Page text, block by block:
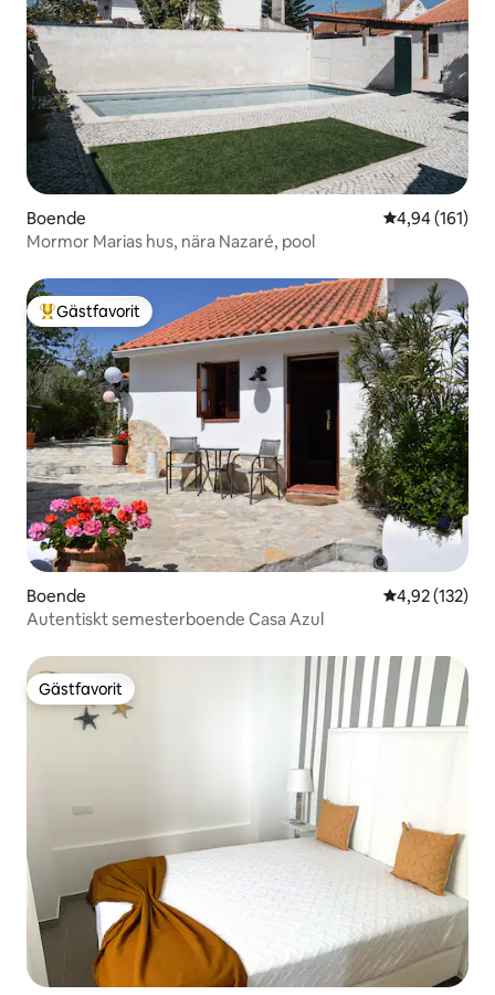
Boende 4,94 av 5 i
4,94 (161)
Mormor Marias hus, nära Nazaré, pool
Populär gästfavorit
Gästfavorit
Boende 4,92 av 5 i
4,92 (132)
Autentiskt semesterboende Casa Azul
Gästfavorit
Gästfavorit